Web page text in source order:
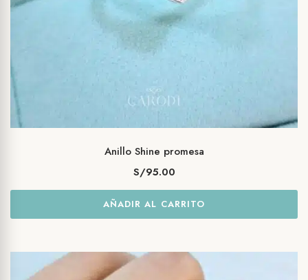
Anillo Shine promesa
S/95.00
AÑADIR AL CARRITO